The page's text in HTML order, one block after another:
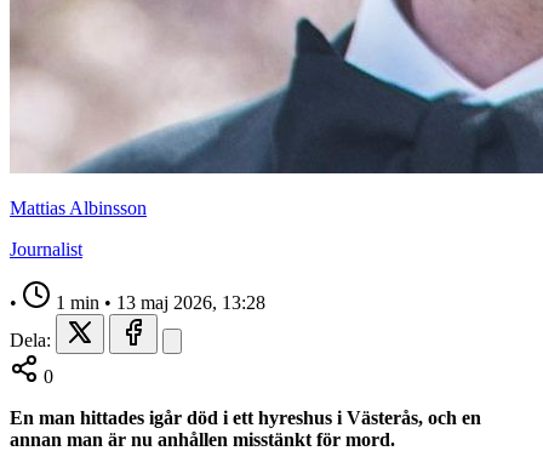
Mattias Albinsson
Journalist
• 1 min • 13 maj 2026, 13:28
Dela:
0
En man hittades igår död i ett hyreshus i Västerås, och en
annan man är nu anhållen misstänkt för mord.